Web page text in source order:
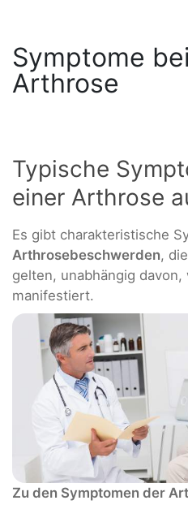
Symptome
Arthrose
Typische
einer Arthrose
Es gibt charakteristische
Arthrosebeschwerden,
gelten, unabhängig davon,
manifestiert.
Zu den Symptomen der